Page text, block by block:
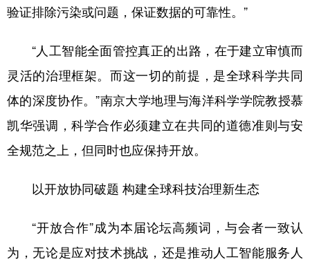
验证排除污染或问题，保证数据的可靠性。”
“人工智能全面管控真正的出路，在于建立审慎而
灵活的治理框架。而这一切的前提，是全球科学共同
体的深度协作。”南京大学地理与海洋科学学院教授慕
凯华强调，科学合作必须建立在共同的道德准则与安
全规范之上，但同时也应保持开放。
以开放协同破题 构建全球科技治理新生态
“开放合作”成为本届论坛高频词，与会者一致认
为，无论是应对技术挑战，还是推动人工智能服务人